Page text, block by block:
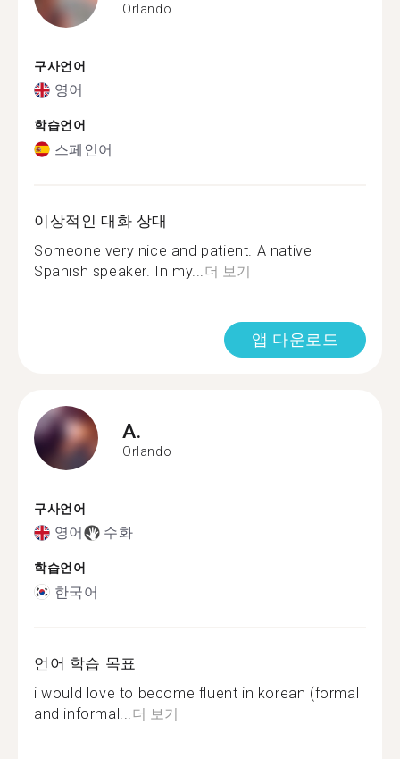
Orlando
구사언어
영어
학습언어
스페인어
이상적인 대화 상대
Someone very nice and patient. A native
Spanish speaker. In my... 더 보기
앱 다운로드
A.
Orlando
구사언어
영어 수화
학습언어
한국어
언어 학습 목표
i would love to become fluent in korean (formal
and informal... 더 보기